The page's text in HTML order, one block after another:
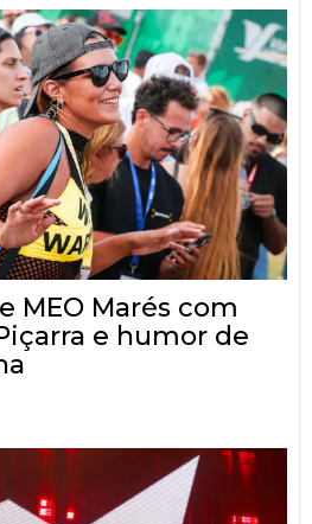
MEO Marés com
e humor de